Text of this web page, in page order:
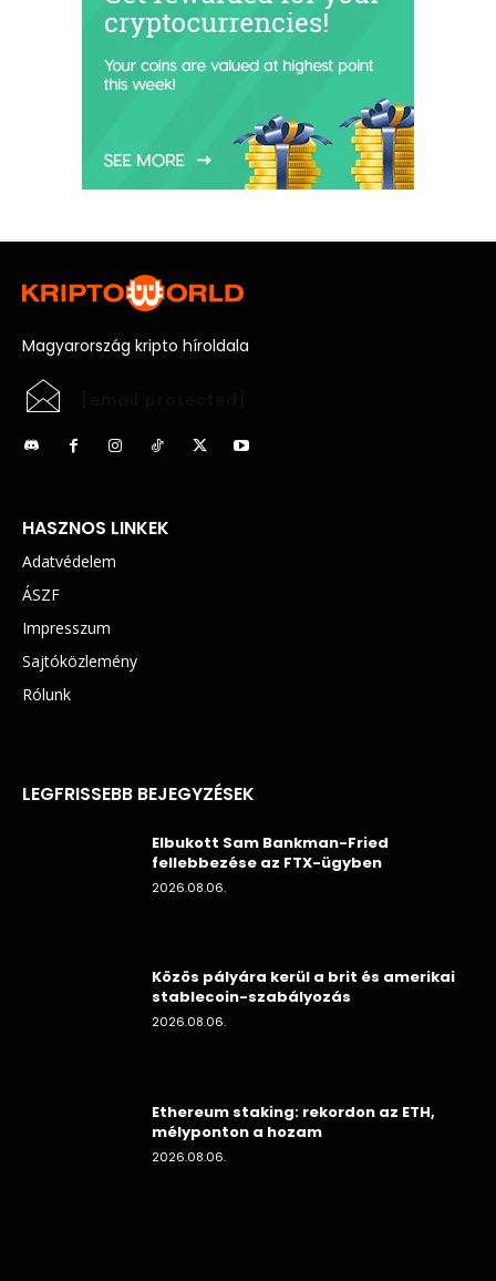
Magyarország kripto híroldala
HASZNOS LINKEK
Adatvédelem
ÁSZF
Impresszum
Sajtóközlemény
Rólunk
LEGFRISSEBB BEJEGYZÉSEK
Elbukott Sam Bankman-Fried
fellebbezése az FTX-ügyben
2026.08.06.
Közös pályára kerül a brit és amerikai
stablecoin-szabályozás
2026.08.06.
Ethereum staking: rekordon az ETH,
mélyponton a hozam
2026.08.06.